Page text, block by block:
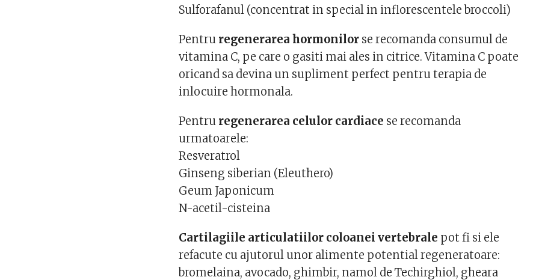
Sulforafanul (concentrat in special in inflorescentele broccoli)
Pentru regenerarea hormonilor se recomanda consumul de
vitamina C, pe care o gasiti mai ales in citrice. Vitamina C poate
oricand sa devina un supliment perfect pentru terapia de
inlocuire hormonala.
Pentru regenerarea celulor cardiace se recomanda
urmatoarele:
Resveratrol
Ginseng siberian (Eleuthero)
Geum Japonicum
N-acetil-cisteina
Cartilagiile articulatiilor coloanei vertebrale pot fi si ele
refacute cu ajutorul unor alimente potential regeneratoare:
bromelaina, avocado, ghimbir, namol de Techirghiol, gheara